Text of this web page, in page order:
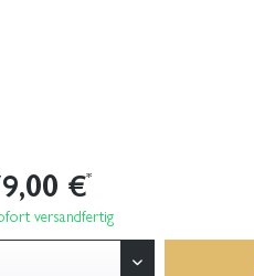
€*
versandfertig